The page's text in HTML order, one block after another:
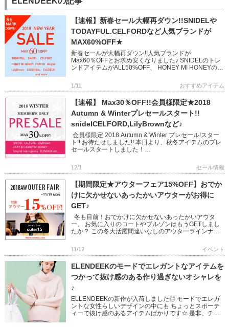
【速報】新春セール大幅再ダウン!!SNIDELや
TODAYFUL.CELFORDなど人気ブランドが
MAX60%OFF★
新春セールが大幅再ダウン!!人気ブランドが
Max60％OFFとお求め安くなりました♪ SNIDELのトレ
ンドアイテムがALL50%OFF、 HONEY MI HONEYの他
1/11 おすすめアイテム
【速報】 Max30％OFF!!会員様限定★2018
Autumn & Winterプレセールスタート!!
snidelCELFORD,LilyBrownなど♪
会員様限定 2018 Autumn & Winter プレセール!スター
ト!! お待たせしました!! 本日より、秋冬アイテムのプレ
セールスタートしました！
12/1 セール情報
【期間限定★アウターフェア15%OFF】おでか
けに欠かせないあったかいアウターがお得に
GET♪
冬も目前！おでかけに欠かせないあったかいアウタ
ー。 お気に入りのコートやブルゾンはもうGETしまし
たか？ この冬大活躍間違いなしのアウターラインナッ
11/12 イベント
ELENDEEKのモードでエレガントなアイテムを
つかって抜け感のある作り過ぎないオシャレを
♪
ELLENDEEKの新作が入荷しました◎ モードでエレガ
ントな女性らしいデザインの中にも ちょっとスポーテ
ィーで抜け感のあるアイテムばかりです☆ 是非、チェ